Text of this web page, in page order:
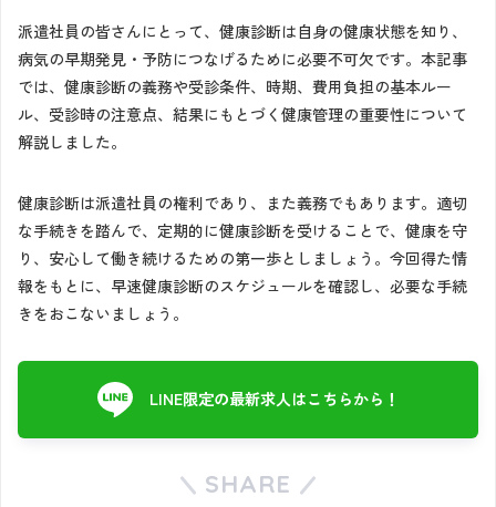
派遣社員の皆さんにとって、健康診断は自身の健康状態を知り、
病気の早期発見・予防につなげるために必要不可欠です。本記事
では、健康診断の義務や受診条件、時期、費用負担の基本ルー
ル、受診時の注意点、結果にもとづく健康管理の重要性について
解説しました。
健康診断は派遣社員の権利であり、また義務でもあります。適切
な手続きを踏んで、定期的に健康診断を受けることで、健康を守
り、安心して働き続けるための第一歩としましょう。今回得た情
報をもとに、早速健康診断のスケジュールを確認し、必要な手続
きをおこないましょう。
LINE限定の最新求人はこちらから！
SHARE